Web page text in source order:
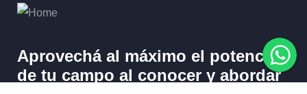
Aprovechá al máximo el potencial
de tu campo al conocer y abordar